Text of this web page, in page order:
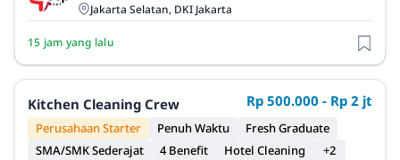
Jakarta Selatan, DKI Jakarta
15 jam yang lalu
Kitchen Cleaning Crew Rp 500.000 - Rp 2 jt
Perusahaan Starter Penuh Waktu
Fresh Graduate
SMA/SMK Sederajat
4 Benefit Hotel Cleaning +2